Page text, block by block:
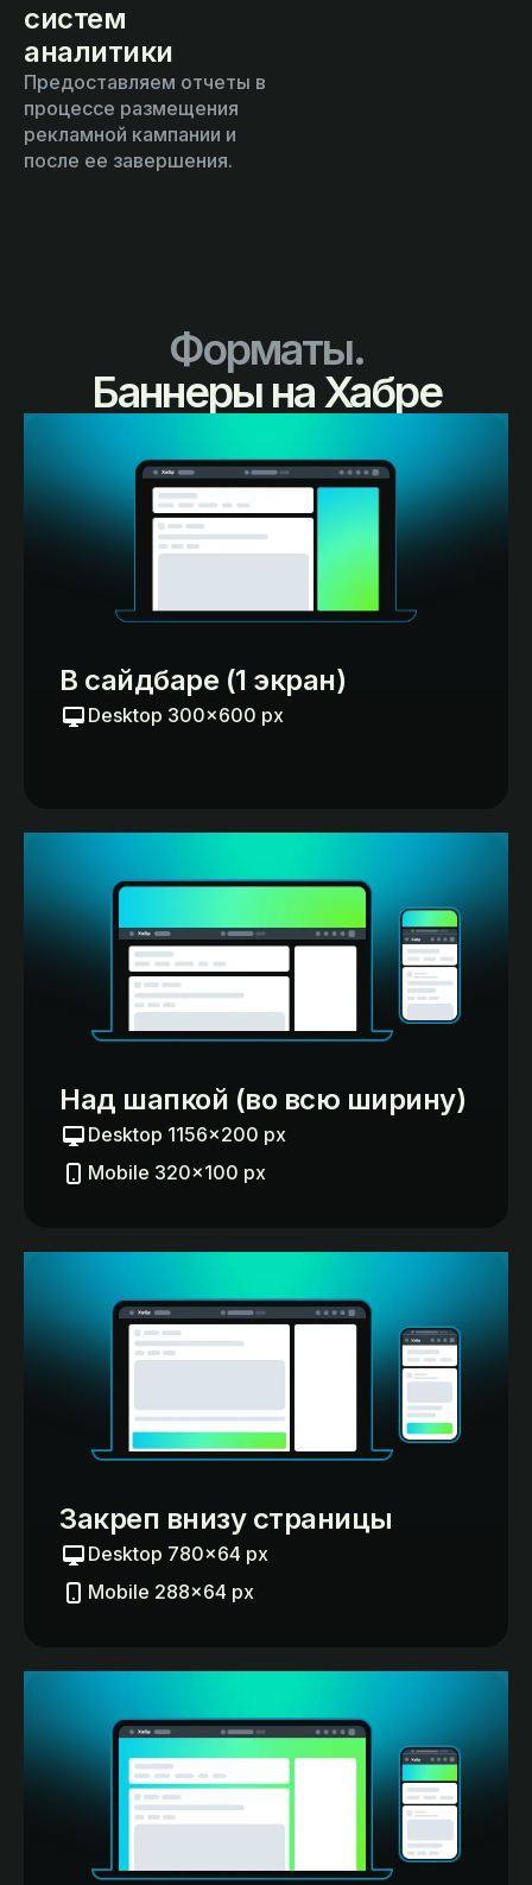
систем
аналитики
Предоставляем отчеты в
процессе размещения
рекламной кампании и
после ее завершения.
Форматы.
Баннеры на Хабре
В сайдбаре (1 экран)
Desktop 300×600 px
Над шапкой (во всю ширину)
Desktop 1156×200 px
Mobile 320×100 px
Закреп внизу страницы
Desktop 780×64 px
Mobile 288×64 px